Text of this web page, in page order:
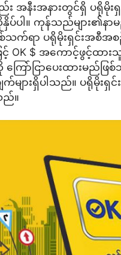
င့်လည်း အနီးအနားတွင်ရှိ
ပါ။ ကုန်သည်များ၏နာ
နှစ်သက်ရာ ပရိုမိုးရှင်းအစီ
င့် OK $ အကောင့်ဖွင့်ထာ
ကြော်ငြာပေးထားမည်ဖြ
ျားရှိပါသည်။ ပရိုမိုးရှင်
ည်။